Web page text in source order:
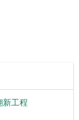
新工程